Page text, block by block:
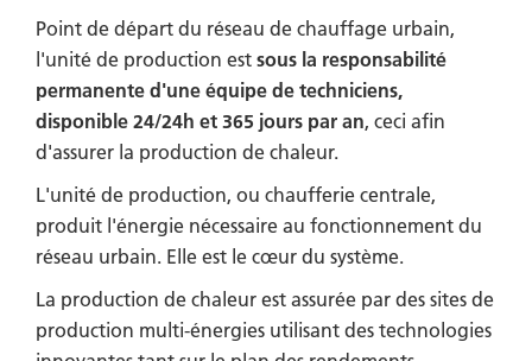
Point de départ du réseau de chauffage urbain,
l'unité de production est sous la responsabilité
permanente d'une équipe de techniciens,
disponible 24/24h et 365 jours par an, ceci afin
d'assurer la production de chaleur.
L'unité de production, ou chaufferie centrale,
produit l'énergie nécessaire au fonctionnement du
réseau urbain. Elle est le cœur du système.
La production de chaleur est assurée par des sites de
production multi-énergies utilisant des technologies